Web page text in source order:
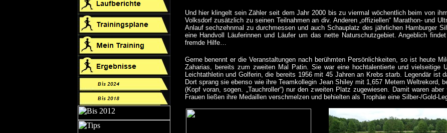
Und hier klingelt sein Zähler seit dem Jahr 2000 bis zu viermal wöchentlich beim von
Volksdorf zusätzlich zu seinen Teilnahmen an div. Anderen „offiziellen“ Marathon- und
Anlauf sechzehnmal zu durchmessen und auch Schauplatz des jährlichen Hamburger
eine Handvoll Läuferinnen und Läufer um das nette Naturschutzgebiet.Angeblich
fremde Hilfe…
Gerne benennt er die Veranstaltungen nach berühmten Persönlichkeiten, so ist heute
Zaharias, bereits zum zweiten Mal Patin. Sie war eine hochtalentierte und vielseitige
Leichtathletin und Golferin, die bereits 1956 mit 45 Jahren an Krebs starb. Legendär ist
Dort sprang sie ebenso wie ihre Teamkollegin Jean Shiley mit 1,657 Metern Weltrekord,
(Kopf voran, sogen. „Tauchroller“) nur den zweiten Platz zugewiesen. Damit waren
Frauen ließen ihre Medaillen verschmelzen und behielten als Trophäe eine Silber-/Gold-